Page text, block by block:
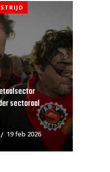
sectoraal
19 feb 2026